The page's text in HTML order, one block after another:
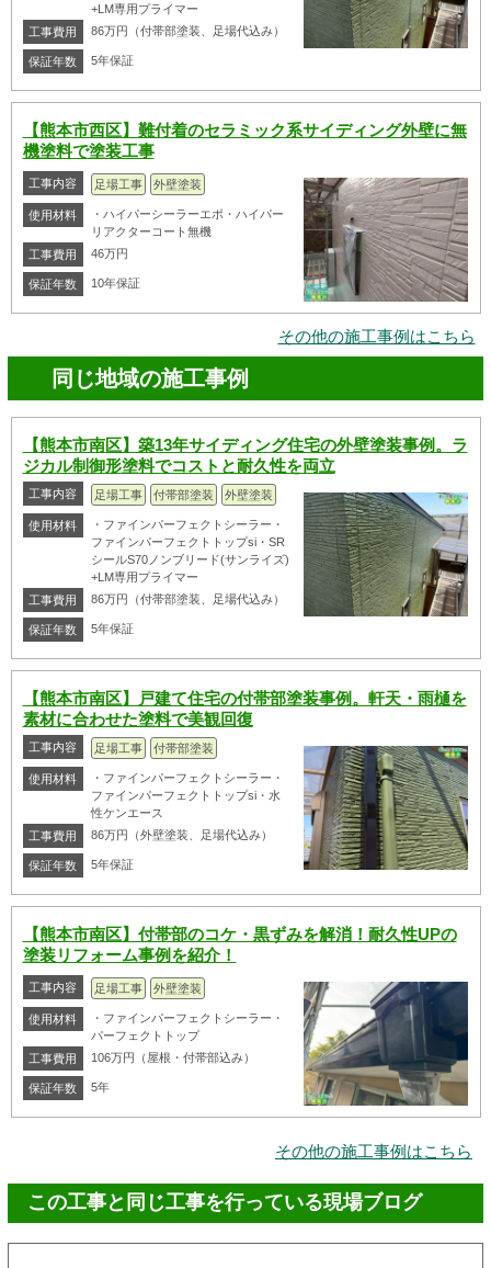
+LM専用プライマー
工事費用
86万円（付帯部塗装、足場代込み）
保証年数 5年保証
【熊本市西区】難付着のセラミック系サイディング外壁に無
機塗料で塗装工事
工事内容 足場工事 外壁塗装
使用材料
・ハイパーシーラーエポ・ハイパー
リアクターコート無機
工事費用
46万円
保証年数 10年保証
その他の施工事例はこちら
同じ地域の施工事例
【熊本市南区】築13年サイディング住宅の外壁塗装事例。ラ
ジカル制御形塗料でコストと耐久性を両立
工事内容 足場工事 付帯部塗装 外壁塗装
使用材料
・ファインパーフェクトシーラー・
ファインパーフェクトトップsi・SR
シールS70ノンブリード(サンライズ)
+LM専用プライマー
工事費用
86万円（付帯部塗装、足場代込み）
保証年数 5年保証
【熊本市南区】戸建て住宅の付帯部塗装事例。軒天・雨樋を
素材に合わせた塗料で美観回復
工事内容 足場工事 付帯部塗装
使用材料
・ファインパーフェクトシーラー・
ファインパーフェクトトップsi・水
性ケンエース
工事費用
86万円（外壁塗装、足場代込み）
保証年数 5年保証
【熊本市南区】付帯部のコケ・黒ずみを解消！耐久性UPの
塗装リフォーム事例を紹介！
工事内容 足場工事 外壁塗装
使用材料
・ファインパーフェクトシーラー・
パーフェクトトップ
工事費用
106万円（屋根・付帯部込み）
保証年数 5年
その他の施工事例はこちら
この工事と同じ工事を行っている現場ブログ